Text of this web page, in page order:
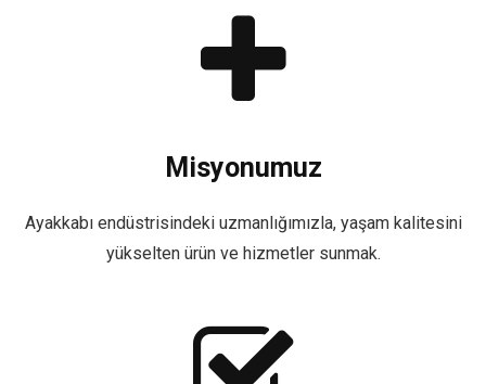
Misyonumuz
Ayakkabı endüstrisindeki uzmanlığımızla, yaşam kalitesini
yükselten ürün ve hizmetler sunmak.